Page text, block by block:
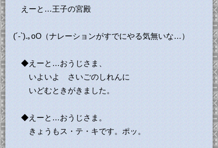
えーと…王子の宮殿
(´-`).｡oO（ナレーションがすでにやる気無いな…）
◆えーと…おうじさま、
いよいよ さいごのしれんに
いどむときがきました。
◆えーと…おうじさま。
きょうもス・テ・キです。ポッ。